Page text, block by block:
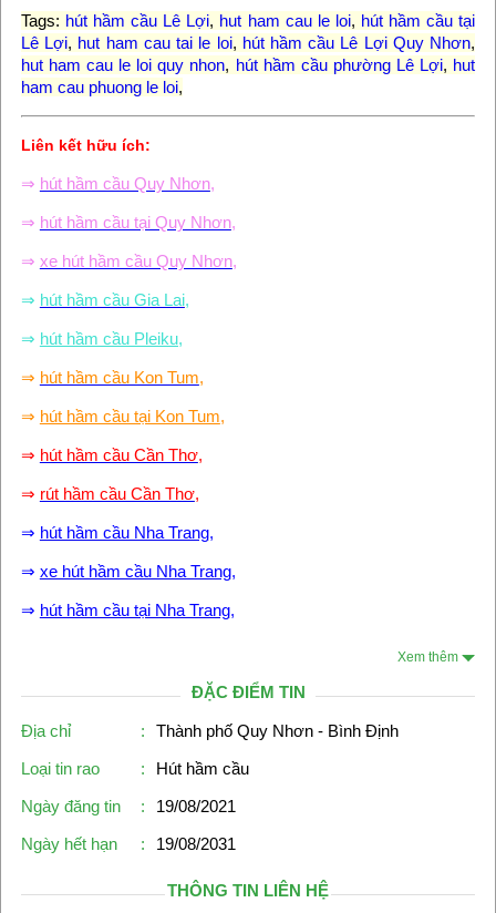
Tags: hút hầm cầu Lê Lợi, hut ham cau le loi, hút hầm cầu tại
Lê Lợi, hut ham cau tai le loi, hút hầm cầu Lê Lợi Quy Nhơn,
hut ham cau le loi quy nhon, hút hầm cầu phường Lê Lợi, hut
ham cau phuong le loi,
Liên kết hữu ích:
⇒ hút hầm cầu Quy Nhơn,
⇒ hút hầm cầu tại Quy Nhơn,
⇒ xe hút hầm cầu Quy Nhơn,
⇒ hút hầm cầu Gia Lai,
⇒ hút hầm cầu Pleiku,
⇒ hút hầm cầu Kon Tum,
⇒ hút hầm cầu tại Kon Tum,
⇒ hút hầm cầu Cần Thơ,
⇒ rút hầm cầu Cần Thơ,
⇒ hút hầm cầu Nha Trang,
⇒ xe hút hầm cầu Nha Trang,
⇒ hút hầm cầu tại Nha Trang,
Xem thêm
ĐẶC ĐIỂM TIN
Địa chỉ :
Thành phố Quy Nhơn - Bình Định
Loại tin rao
:
Hút hầm cầu
Ngày đăng tin
:
19/08/2021
Ngày hết hạn
: 19/08/2031
THÔNG TIN LIÊN HỆ